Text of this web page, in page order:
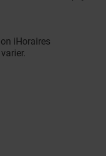
i Horaires